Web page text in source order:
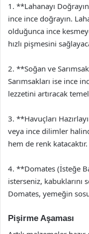
1. **Lahanayı
ince ince doğrayın.
olduğunca ince
hızlı pişmesini
2. **Soğan ve
Sarımsakları ise ince
lezzetini artıracak
3. **Havuçları
veya ince dilimler
hem de renk katacaktır.
4. **Domates (İsteğe
isterseniz,
Domates, yemeğin
Pişirme Aşaması